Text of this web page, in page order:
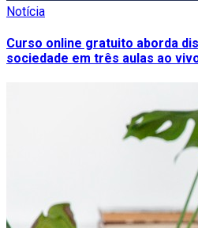
Notícia
Curso online gratuito aborda
sociedade em três aulas ao